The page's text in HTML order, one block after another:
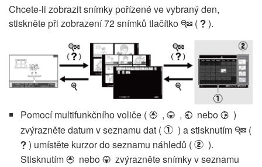
Chcete-li zobrazit snímky pořízené ve vybraný den,
stiskněte při zobrazení 72 snímků tlačítko W ( Q ).
Pomocí multifunkčního voliče ( 1 , 3 , 4 nebo 2 )
zvýrazněte datum v seznamu dat ( q ) a stisknutím W (
Q ) umístěte kurzor do seznamu náhledů ( w ).
Stisknutím 1 nebo 3 zvýrazněte snímky v seznamu